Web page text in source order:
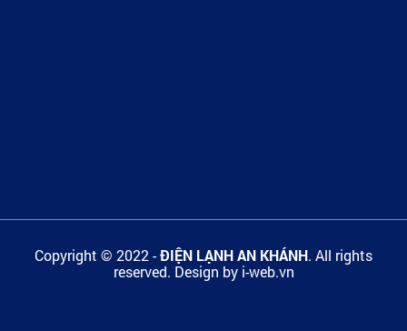
Copyright © 2022 -ĐIỆN LẠNH AN KHÁNH. All rights
reserved. Design by i-web.vn